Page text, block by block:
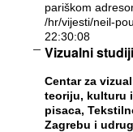
pariškom
/hr/vijesti/neil-
22:30:08
Vizualni
Centar za
teoriju, kulturu
pisaca,
Zagrebu i